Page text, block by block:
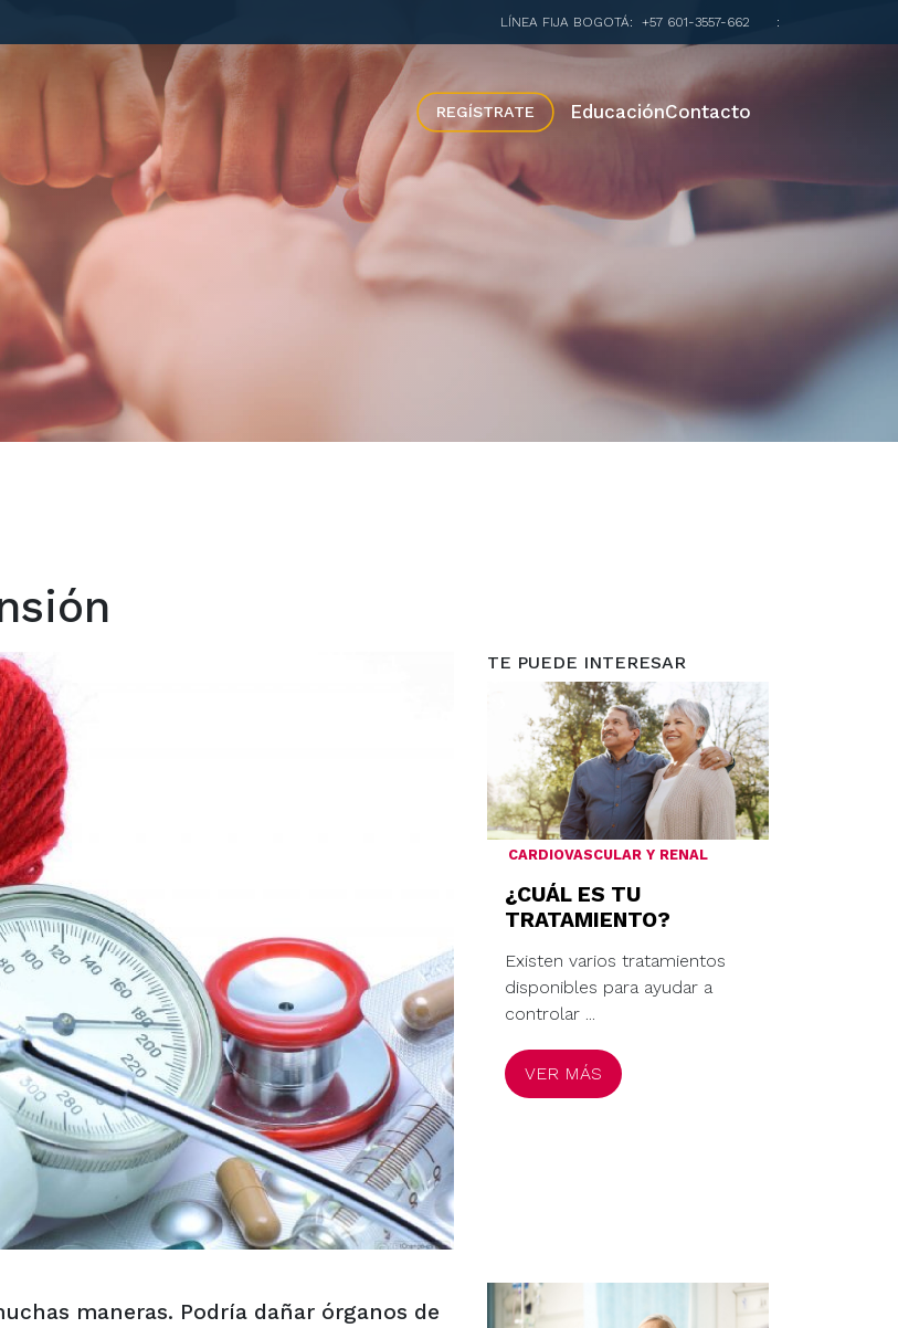
LÍNEA FIJA BOGOTÁ: +57 601-3557-662 :
REGÍSTRATE EducaciónContacto
maneras. Podría dañar órganos de
TE PUEDE INTERESAR
CARDIOVASCULAR Y RENAL
¿CUÁL ES TU
TRATAMIENTO?
Existen varios tratamientos
disponibles para ayudar a
controlar ...
VER MÁS